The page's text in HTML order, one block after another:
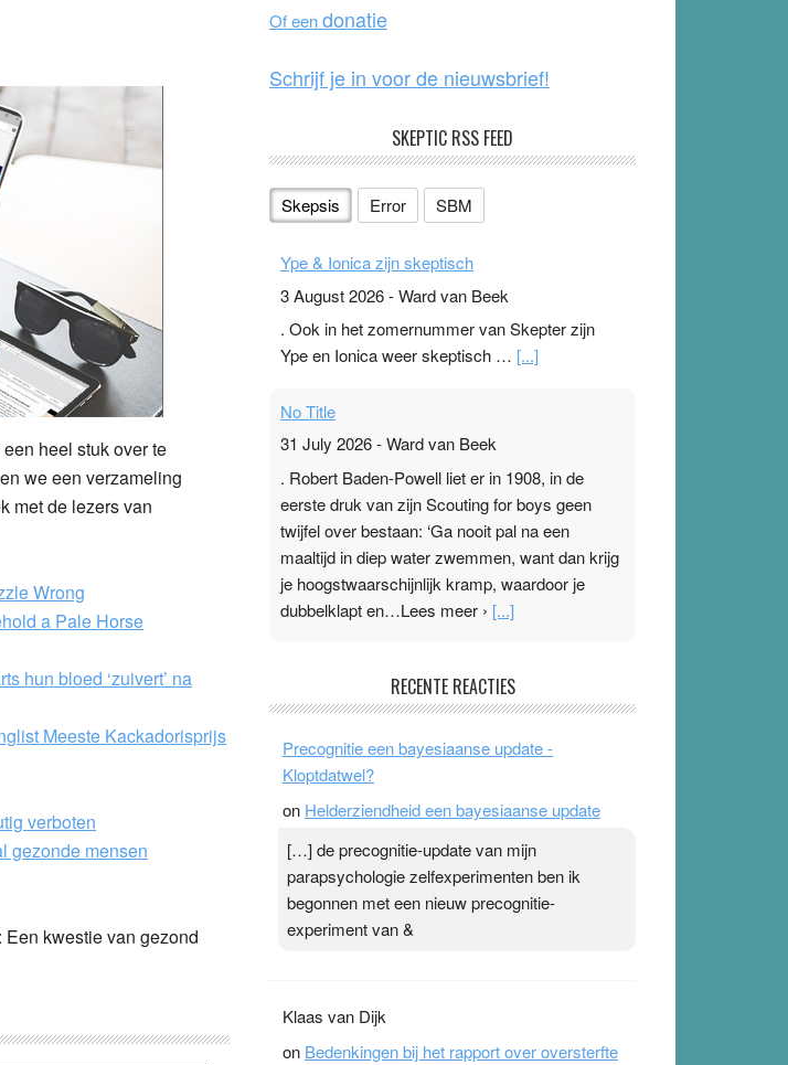
heel stuk over te
we een verzameling
met de lezers van
Wrong
a Pale Horse
hun bloed ‘zuivert’ na
Meeste Kackadorisprijs
verboten
gezonde mensen
Een kwestie van gezond
k
Of eendonatie
Schrijf je in voor de nieuwsbrief!
SKEPTIC RSS FEED
Skepsis Error SBM
Ype & Ionica zijn skeptisch
3 August 2026-Ward van Beek
. Ook in het zomernummer van Skepter zijn
Ype en Ionica weer skeptisch … [...]
No Title
31 July 2026-Ward van Beek
. Robert Baden-Powell liet er in 1908, in de
eerste druk van zijn Scouting for boys geen
twijfel over bestaan: ‘Ga nooit pal na een
maaltijd in diep water zwemmen, want dan krijg
je hoogstwaarschijnlijk kramp, waardoor je
dubbelklapt en…Lees meer › [...]
Ward van Beek
topsporters. Ze hopen ermee hun hartslag te
verlagen terwijl ze meer zuurstof opnemen.
Daarop heeft zo’n pleister geen effect. Maar het
zijn. Door…Lees meer Pleisterplakkers in de
topspsort ›[...]
RECENTE REACTIES
Precognitie een bayesiaanse update -
Kloptdatwel?
on Helderziendheid een bayesiaanse update
[…] de precognitie-update van mijn
parapsychologie zelfexperimenten ben ik
begonnen met een nieuw precognitie-
experiment van &
Klaas van Dijk
on Bedenkingen bij het rapport over oversterfte